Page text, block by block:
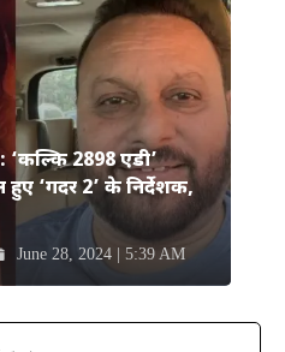
2898 एडी’
‘गदर 2’ के निर्देशक,
June 28, 2024 | 5:39 AM